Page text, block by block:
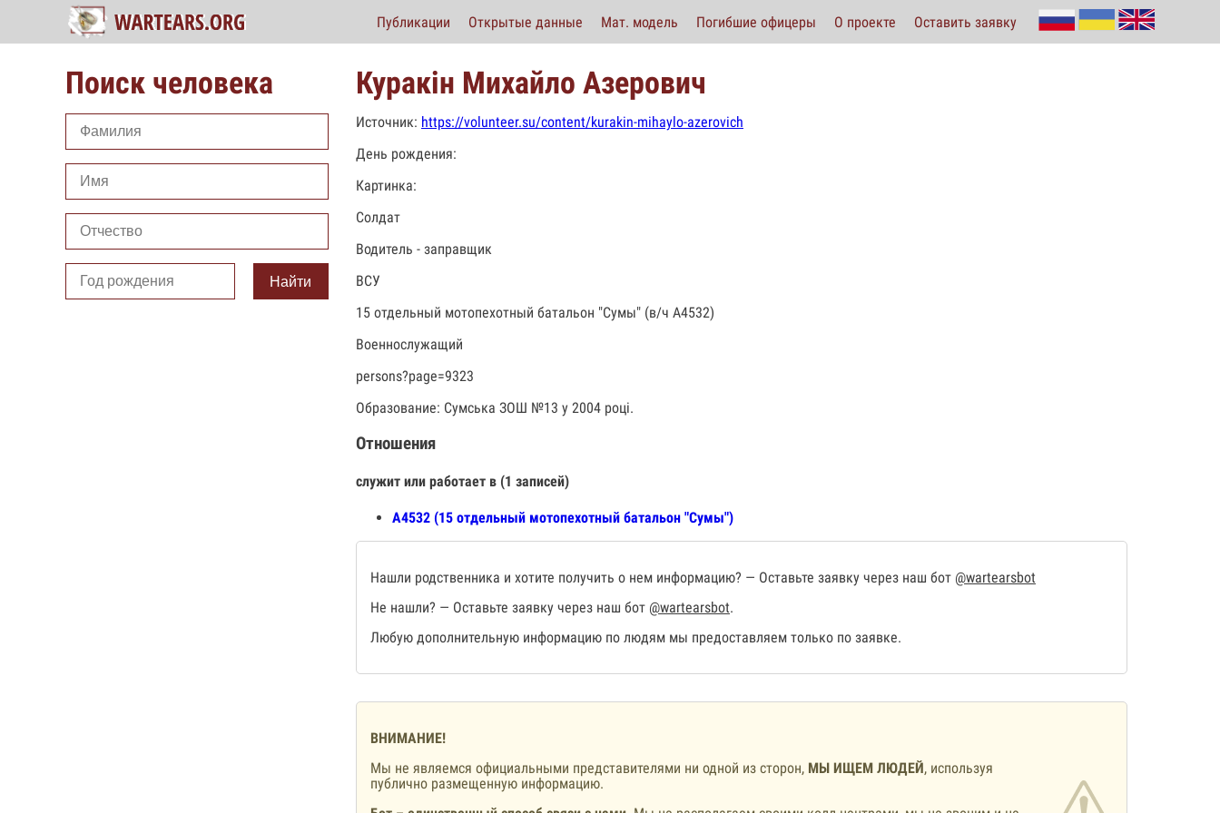
Публикации Открытые данные Мат. модель Погибшие офицеры О проекте Оставить заявку
Поиск человека
Найти
Куракін Михайло Азерович
Источник: https://volunteer.su/content/kurakin-mihaylo-azerovich
День рождения:
Картинка:
Солдат
Водитель - заправщик
ВСУ
15 отдельный мотопехотный батальон "Сумы" (в/ч А4532)
Военнослужащий
persons?page=9323
Образование: Сумська ЗОШ №13 у 2004 році.
Отношения
служит или работает в (1 записей)
А4532 (15 отдельный мотопехотный батальон "Сумы")
Нашли родственника и хотите получить о нем информацию? — Оставьте заявку через наш бот @wartearsbot
Не нашли? — Оставьте заявку через наш бот @wartearsbot.
Любую дополнительную информацию по людям мы предоставляем только по заявке.
ВНИМАНИЕ!
Мы не являемся официальными представителями ни одной из сторон, МЫ ИЩЕМ ЛЮДЕЙ, используя
публично размещенную информацию.